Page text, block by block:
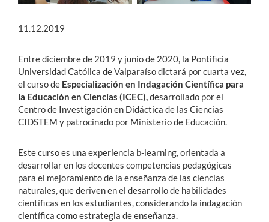
11.12.2019
Entre diciembre de 2019 y junio de 2020, la Pontificia
Universidad Católica de Valparaíso dictará por cuarta vez,
el curso de Especialización en Indagación Científica para
la Educación en Ciencias (ICEC),desarrollado por el
Centro de Investigación en Didáctica de las Ciencias
CIDSTEM y patrocinado por Ministerio de Educación.
Este curso es una experiencia b-learning, orientada a
desarrollar en los docentes competencias pedagógicas
para el mejoramiento de la enseñanza de las ciencias
naturales, que deriven en el desarrollo de habilidades
científicas en los estudiantes, considerando la indagación
científica como estrategia de enseñanza.